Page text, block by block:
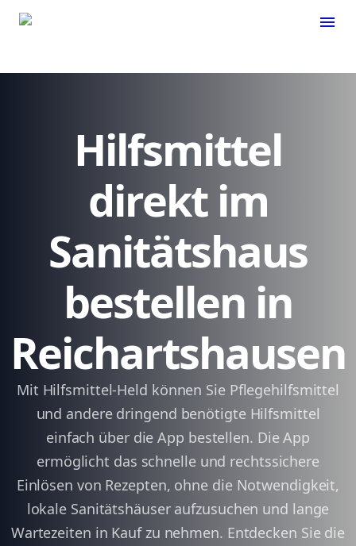
menu
Hilfsmittel
direkt im
Sanitätshaus
bestellen in
Reichartshausen
Mit Hilfsmittel-Held können Sie Pflegehilfsmittel
und andere dringend benötigte Hilfsmittel
einfach über die App bestellen. Die App
ermöglicht das schnelle und rechtssichere
Einlösen von Rezepten, ohne die Notwendigkeit,
lokale Sanitätshäuser aufzusuchen und lange
Wartezeiten in Kauf zu nehmen. Entdecken Sie die